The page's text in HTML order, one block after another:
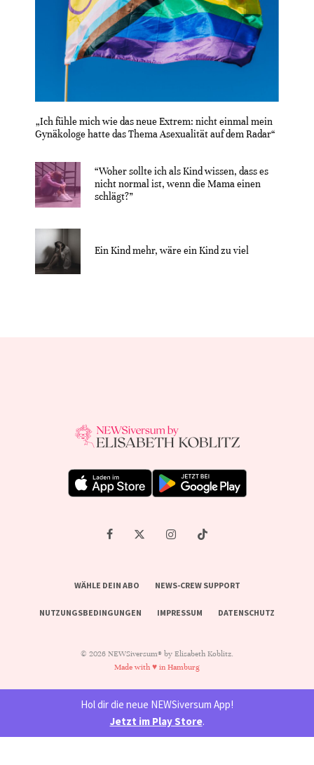
„Ich fühle mich wie das neue Extrem: nicht einmal mein
Gynäkologe hatte das Thema Asexualität auf dem Radar“
“Woher sollte ich als Kind wissen, dass es
nicht normal ist, wenn die Mama einen
schlägt?”
Ein Kind mehr, wäre ein Kind zu viel
WÄHLE DEIN ABO NEWS-CREW SUPPORT
NUTZUNGSBEDINGUNGEN IMPRESSUM DATENSCHUTZ
© 2026 NEWSiversum® by Elisabeth Koblitz.
Made with ♥ in Hamburg
Hol dir die neue NEWSiversum App!
Jetzt im Play Store.